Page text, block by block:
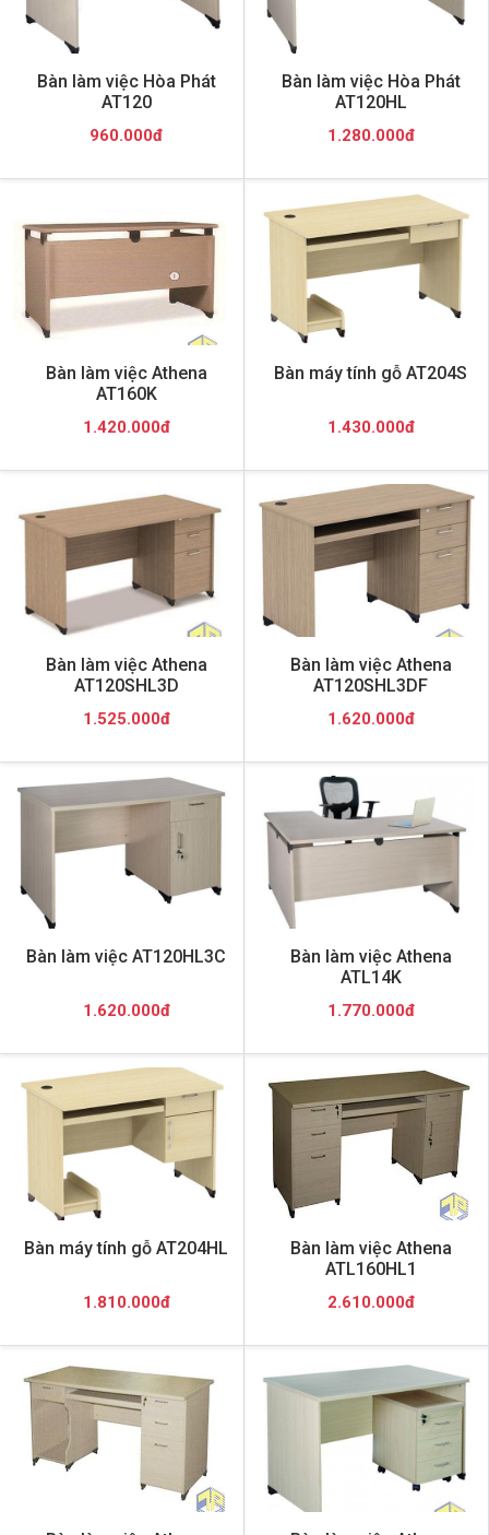
Bàn làm việc Hòa Phát
AT120
960.000đ
Bàn làm việc Hòa Phát
AT120HL
1.280.000đ
Bàn làm việc Athena
AT160K
1.420.000đ
Bàn máy tính gỗ AT204S
1.430.000đ
Bàn làm việc Athena
AT120SHL3D
1.525.000đ
Bàn làm việc Athena
AT120SHL3DF
1.620.000đ
Bàn làm việc AT120HL3C
1.620.000đ
Bàn làm việc Athena
ATL14K
1.770.000đ
Bàn máy tính gỗ AT204HL
1.810.000đ
Bàn làm việc Athena
ATL160HL1
2.610.000đ